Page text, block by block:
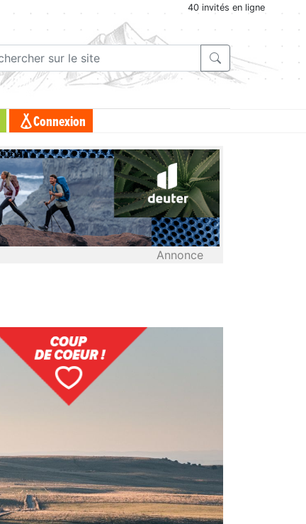
40 invités en ligne
Connexion
Annonce